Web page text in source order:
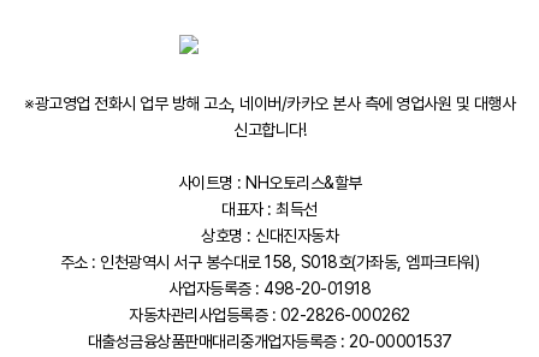
※광고영업 전화시 업무 방해 고소, 네이버/카카오 본사 측에 영업사원 및 대행사
신고합니다!
사이트명 : NH오토리스&할부
대표자 : 최득선
상호명 : 신대진자동차
주소 : 인천광역시 서구 봉수대로 158, S018호(가좌동, 엠파크타워)
사업자등록증 : 498-20-01918
자동차관리사업등록증 : 02-2826-000262
대출성금융상품판매대리중개업자등록증 : 20-00001537